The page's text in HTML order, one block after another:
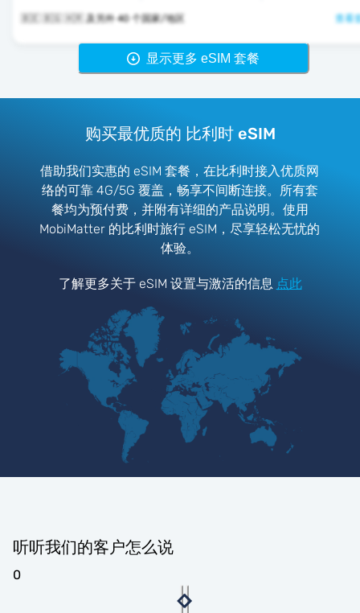
🇧🇪 🇧🇬 🇭🇷 及另外 40 个国家/地区 查看
显示更多 eSIM 套餐
购买最优质的 比利时 eSIM
借助我们实惠的 eSIM 套餐，在比利时接入优质网
络的可靠 4G/5G 覆盖，畅享不间断连接。所有套
餐均为预付费，并附有详细的产品说明。使用
MobiMatter 的比利时旅行 eSIM，尽享轻松无忧的
体验。
了解更多关于 eSIM 设置与激活的信息 点此
听听我们的客户怎么说
0